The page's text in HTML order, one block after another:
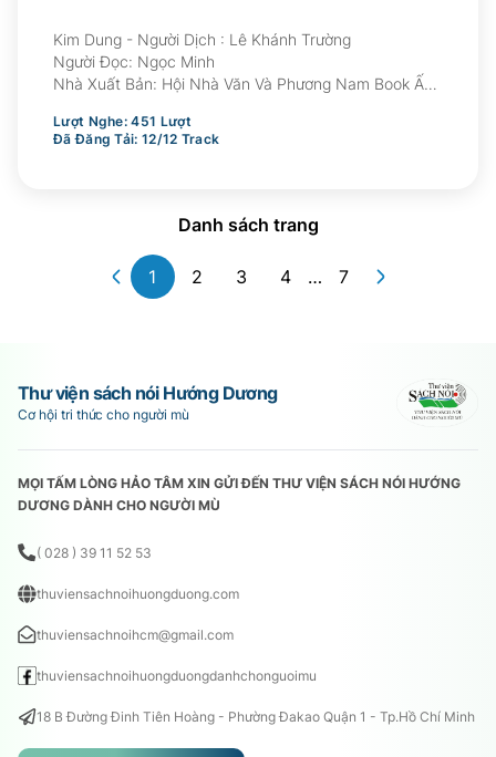
Kim Dung - Người Dịch : Lê Khánh Trường
Người Đọc: Ngọc Minh
Nhà Xuất Bản: Hội Nhà Văn Và Phương Nam Book Ấn
Lượt Nghe:451 Lượt
Đã Đăng Tải:12/12 Track
Danh sách trang
1 2 3 4 … 7
Thư viện sách nói Hướng Dương
Cơ hội tri thức cho người mù
MỌI TẤM LÒNG HẢO TÂM XIN GỬI ĐẾN THƯ VIỆN SÁCH NÓI HƯỚNG
DƯƠNG DÀNH CHO NGƯỜI MÙ
( 028 ) 39 11 52 53
thuviensachnoihuongduong.com
thuviensachnoihcm@gmail.com
thuviensachnoihuongduongdanhchonguoimu
18 B Đường Đinh Tiên Hoàng - Phường Đakao Quận 1 - Tp.Hồ Chí Minh